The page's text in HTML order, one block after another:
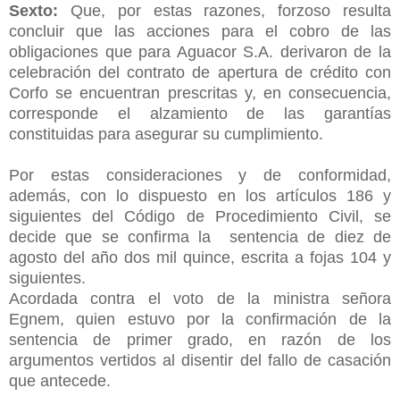
Sexto: Que, por estas razones, forzoso resulta
concluir que las acciones para el cobro de las
obligaciones que para Aguacor S.A. derivaron de la
celebración del contrato de apertura de crédito con
Corfo se encuentran prescritas y, en consecuencia,
corresponde el alzamiento de las garantías
constituidas para asegurar su cumplimiento.
Por estas consideraciones y de conformidad,
además, con lo dispuesto en los artículos 186 y
siguientes del Código de Procedimiento Civil, se
decide que se confirma la sentencia de diez de
agosto del año dos mil quince, escrita a fojas 104 y
siguientes.
Acordada contra el voto de la ministra señora
Egnem, quien estuvo por la confirmación de la
sentencia de primer grado, en razón de los
argumentos vertidos al disentir del fallo de casación
que antecede.